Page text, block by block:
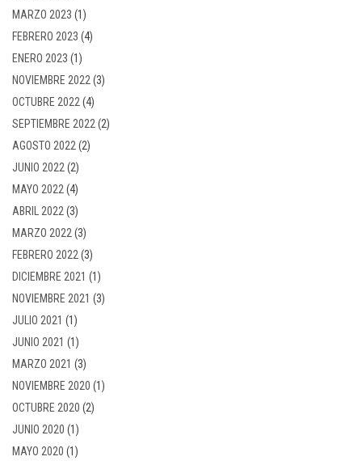
MARZO 2023 (1)
FEBRERO 2023 (4)
ENERO 2023 (1)
NOVIEMBRE 2022 (3)
OCTUBRE 2022 (4)
SEPTIEMBRE 2022 (2)
AGOSTO 2022 (2)
JUNIO 2022 (2)
MAYO 2022 (4)
ABRIL 2022 (3)
MARZO 2022 (3)
FEBRERO 2022 (3)
DICIEMBRE 2021 (1)
NOVIEMBRE 2021 (3)
JULIO 2021 (1)
JUNIO 2021 (1)
MARZO 2021 (3)
NOVIEMBRE 2020 (1)
OCTUBRE 2020 (2)
JUNIO 2020 (1)
MAYO 2020 (1)